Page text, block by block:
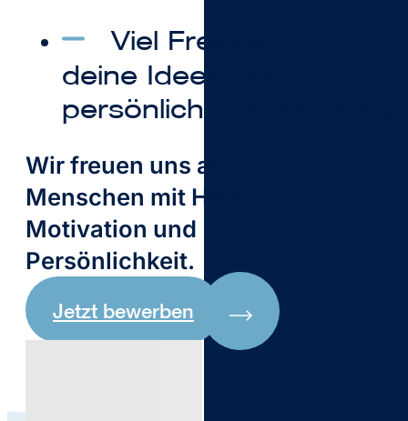
Viel Freiraum für
deine Ideen und
persönliche Entwicklung
Wir freuen uns auf
Menschen mit Herz,
Motivation und
Persönlichkeit.
Jetzt bewerben